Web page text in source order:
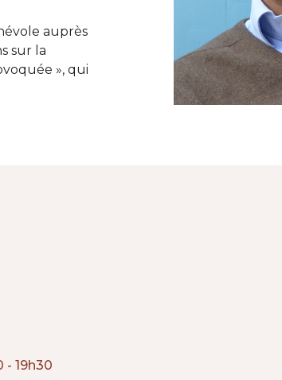
auprès
sur la
», qui
-19h30